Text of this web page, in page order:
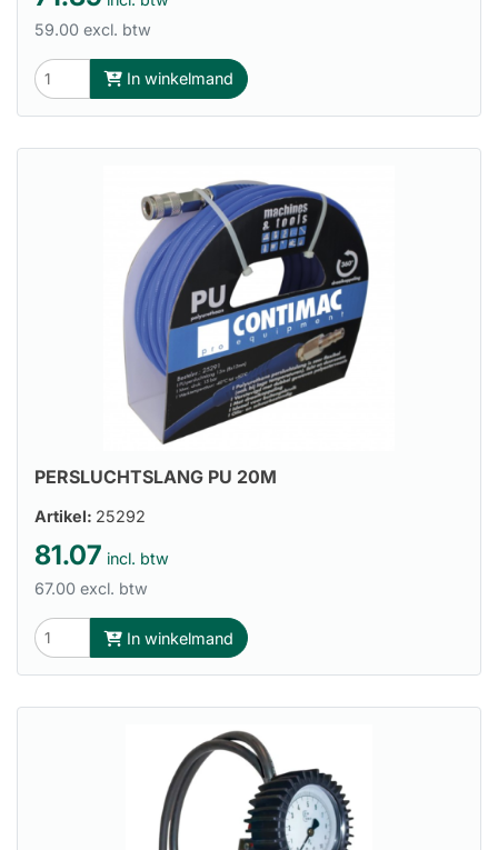
59.00 excl. btw
In winkelmand
PERSLUCHTSLANG PU 20M
Artikel: 25292
81.07 incl. btw
67.00 excl. btw
In winkelmand